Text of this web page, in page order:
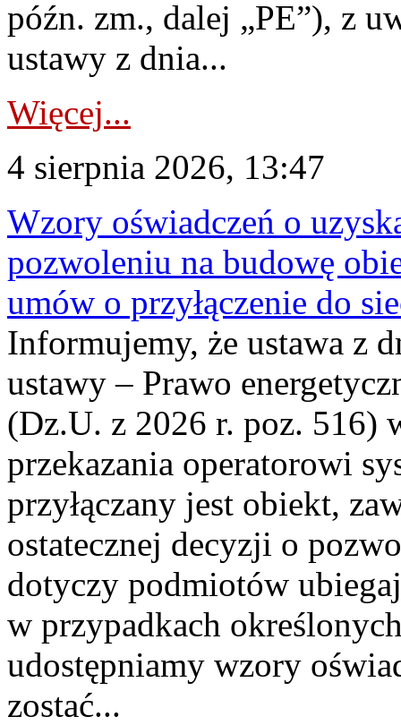
późn. zm., dalej „PE”), z
ustawy z dnia...
Więcej...
4 sierpnia 2026, 13:47
Wzory oświadczeń o
pozwoleniu na budowę
umów o przyłączenie do
Informujemy, że ustawa z
ustawy – Prawo
(Dz.U. z 2026 r. poz. 516)
przekazania operatorowi
przyłączany jest obiekt,
ostatecznej decyzji o
dotyczy podmiotów
w przypadkach
udostępniamy wzory
zostać...